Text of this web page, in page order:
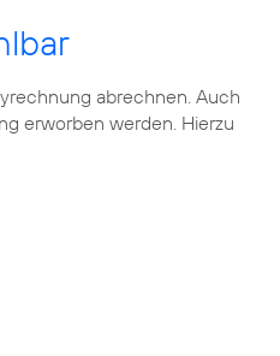
abrechnen. Auch
erworben werden. Hierzu